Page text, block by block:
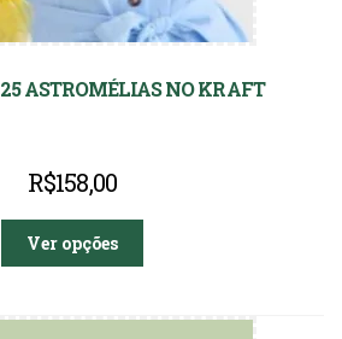
ASTROMÉLIAS NO KRAFT
R$158,00
Ver opções